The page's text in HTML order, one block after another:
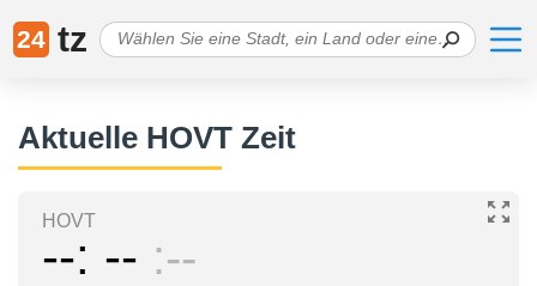
24 tz
Aktuelle HOVT Zeit
HOVT
-- -- --